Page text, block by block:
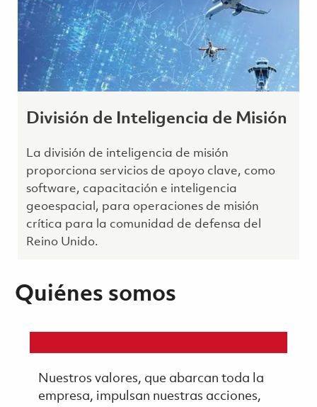
División de Inteligencia de Misión
La división de inteligencia de misión
proporciona servicios de apoyo clave, como
software, capacitación e inteligencia
geoespacial, para operaciones de misión
crítica para la comunidad de defensa del
Reino Unido.
Quiénes somos
Nuestros valores, que abarcan toda la
empresa, impulsan nuestras acciones,